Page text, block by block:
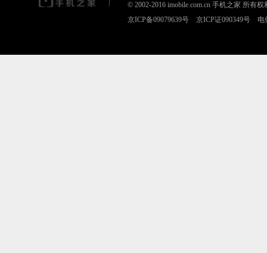
© 2002-2016 imobile.com.cn 手机之家 所有权
京ICP备09079639号 京ICP证090349号 电